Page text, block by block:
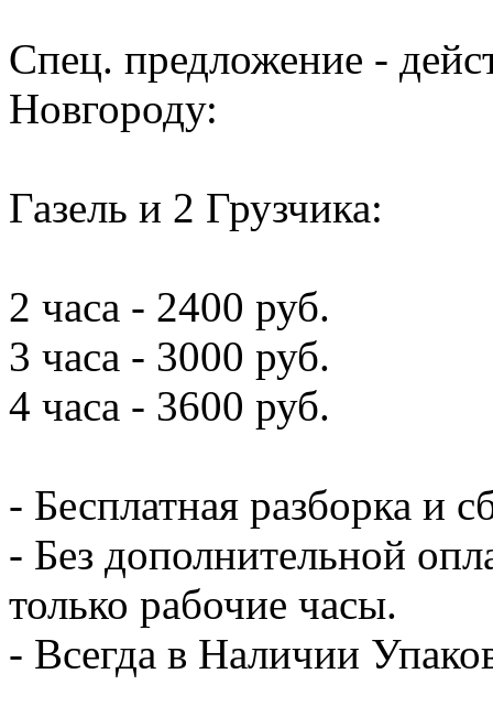
Спец. предложение -
Новгороду:
Газель и 2 Грузчика:
2 часа - 2400 руб.
3 часа - 3000 руб.
4 часа - 3600 руб.
- Бесплатная разборка и
- Без дополнительной
только рабочие часы.
- Всегда в Наличии